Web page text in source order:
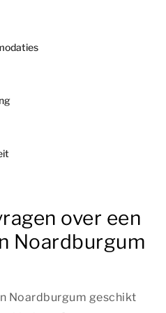
over een
Noardburgum
Noardburgum geschikt